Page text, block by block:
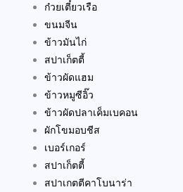
ก๋วยเตี๋ยวเรือ
ขนมจีน
ข้าวมันไก่
สปาเก็ตตี้
ข้าวผัดแฮม
ข้าวหมูซีอิ๊ว
ข้าวผัดปลาเค็มเบคอน
ผักโขมอบชีส
เบอร์เกอร์
สปาเก็ตตี้
สปาเกตตีคาโบนาร่า